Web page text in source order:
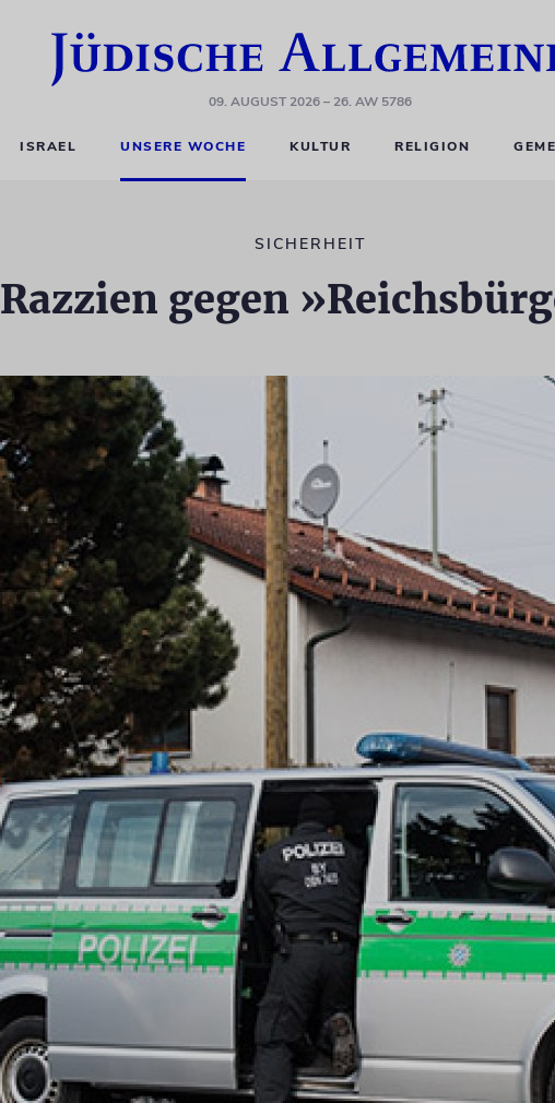
09. AUGUST 2026– 26. AW 5786
ISRAEL UNSERE WOCHE KULTUR RELIGION
SICHERHEIT
Razzien gegen